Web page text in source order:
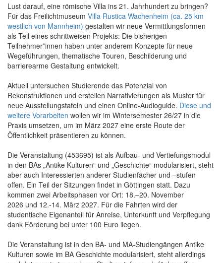
Lust darauf, eine römische Villa ins 21. Jahrhundert zu bringen?
Für das Freilichtmuseum Villa Rustica Wachenheim (ca. 25 km
westlich von Mannheim) gestalten wir neue Vermittlungsformen
als Teil eines schrittweisen Projekts: Die bisherigen
Teilnehmer*innen haben unter anderem Konzepte für neue
Wegeführungen, thematische Touren, Beschilderung und
barrierearme Gestaltung entwickelt.
Aktuell untersuchen Studierende das Potenzial von
Rekonstruktionen und erstellen Narrativierungen als Muster für
neue Ausstellungstafeln und einen Online-Audioguide. Diese und
weitere Vorarbeiten wollen wir im Wintersemester 26/27 in die
Praxis umsetzen, um im März 2027 eine erste Route der
Öffentlichkeit präsentieren zu können.
Die Veranstaltung (453695) ist als Aufbau- und Vertiefungsmodul
in den BAs „Antike Kulturen“ und „Geschichte“ modularisiert, steht
aber auch Interessierten anderer Studienfächer und –stufen
offen. Ein Teil der Sitzungen findet in Göttingen statt. Dazu
kommen zwei Arbeitsphasen vor Ort: 18.–20. November
2026 und 12.-14. März 2027. Für die Fahrten wird der
studentische Eigenanteil für Anreise, Unterkunft und Verpflegung
dank Förderung bei unter 100 Euro liegen.
Die Veranstaltung ist in den BA- und MA-Studiengängen Antike
Kulturen sowie im BA Geschichte modularisiert, steht allerdings